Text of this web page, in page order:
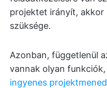
projektet irányít, akkor
szüksége.
Azonban, függetlenül
vannak olyan
ingyenes